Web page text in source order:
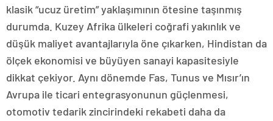
klasik “ucuz üretim” yaklaşımının ötesine taşınmış
durumda. Kuzey Afrika ülkeleri coğrafi yakınlık ve
düşük maliyet avantajlarıyla öne çıkarken, Hindistan da
ölçek ekonomisi ve büyüyen sanayi kapasitesiyle
dikkat çekiyor. Aynı dönemde Fas, Tunus ve Mısır’ın
Avrupa ile ticari entegrasyonunun güçlenmesi,
otomotiv tedarik zincirindeki rekabeti daha da